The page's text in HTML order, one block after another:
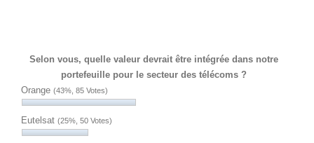
Selon vous, quelle valeur devrait être intégrée dans notre
portefeuille pour le secteur des télécoms ?
Orange (43%, 85 Votes)
Eutelsat (25%, 50 Votes)